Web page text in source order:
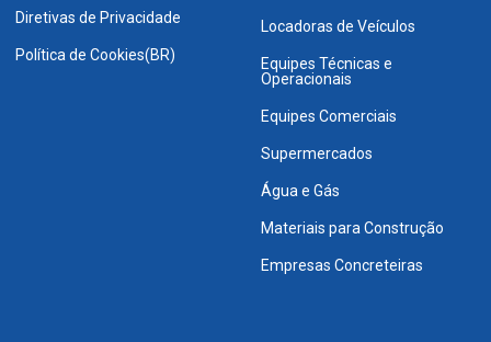
Diretivas de Privacidade
Política de Cookies(BR)
Locadoras de Veículos
Equipes Técnicas e
Operacionais
Equipes Comerciais
Supermercados
Água e Gás
Materiais para Construção
Empresas Concreteiras